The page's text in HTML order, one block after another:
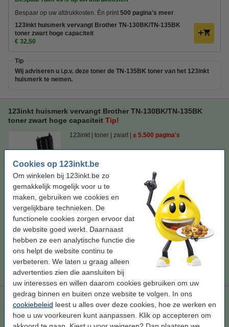
Cookies op 123inkt.be
Om winkelen bij 123inkt.be zo
gemakkelijk mogelijk voor u te
maken, gebruiken we cookies en
vergelijkbare technieken. De
functionele cookies zorgen ervoor dat
de website goed werkt. Daarnaast
hebben ze een analytische functie die
ons helpt de website continu te
verbeteren. We laten u graag alleen
advertenties zien die aansluiten bij
uw interesses en willen daarom cookies gebruiken om uw
gedrag binnen en buiten onze website te volgen. In ons
cookiebeleid leest u alles over deze cookies, hoe ze werken en
hoe u uw voorkeuren kunt aanpassen. Klik op accepteren om
Bespaar op uw afdrukkosten. Én print 500 pagina's meer
123inkt huismerk vervangt Brother TN-130BK/TN-135BK
toner zwart hoge capaciteit
€ 32,50
Tip
Wij adviseren u i.p.v. deze toner de TN-135BK toner van het 123inkt
huismerk te nemen.
123inkt huismerk vervangt Brother TN-130BK/TN-135BK
toner zwart hoge capaciteit Tip!
123inkt toner zwart ± 5.500 pagina's
Bespaar ruim
Direct leverbaar
Morgen in huis
Per pagina € 0,006
€ 32,50 Bestellen
Wij adviseren u deze toner (het 123inkt huismerk) te nemen i.p.v. de
Brother-uitvoering.
Aanbieding: 123inkt huismerk vervangt Brother TN-135 BK /
C / M / Y zwart + 3 kleurenTip
zwart (1x) en kleur (3x)